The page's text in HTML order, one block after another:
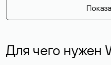
Для чего нужен